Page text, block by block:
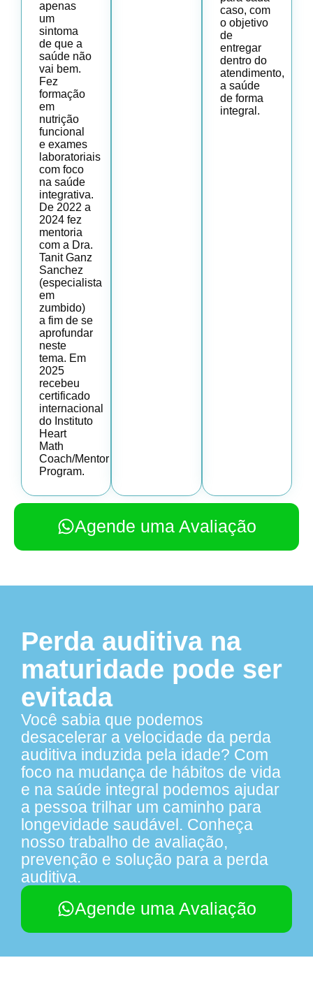
apenas
um
sintoma
de que a
saúde não
vai bem.
Fez
formação
em
nutrição
funcional
e exames
laboratoriais
com foco
na saúde
integrativa.
De 2022 a
2024 fez
mentoria
com a Dra.
Tanit Ganz
Sanchez
(especialista
em
zumbido)
a fim de se
aprofundar
neste
tema. Em
2025
recebeu
certificado
internacional
do Instituto
Heart
Math
Coach/Mentor
Program.
caso, com
o objetivo
de
entregar
dentro do
atendimento,
a saúde
de forma
integral.
Agende uma Avaliação
Perda auditiva na
maturidade pode ser
evitada
Você sabia que podemos
desacelerar a velocidade da perda
auditiva induzida pela idade? Com
foco na mudança de hábitos de vida
e na saúde integral podemos ajudar
a pessoa trilhar um caminho para
longevidade saudável. Conheça
nosso trabalho de avaliação,
prevenção e solução para a perda
auditiva.
Agende uma Avaliação